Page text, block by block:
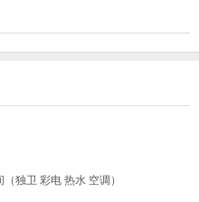
独卫 彩电 热水 空调）